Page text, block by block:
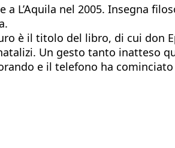
L’Aquila nel 2005. Insegna
è il titolo del libro, di cui don
Un gesto tanto inatteso
e il telefono ha cominciato